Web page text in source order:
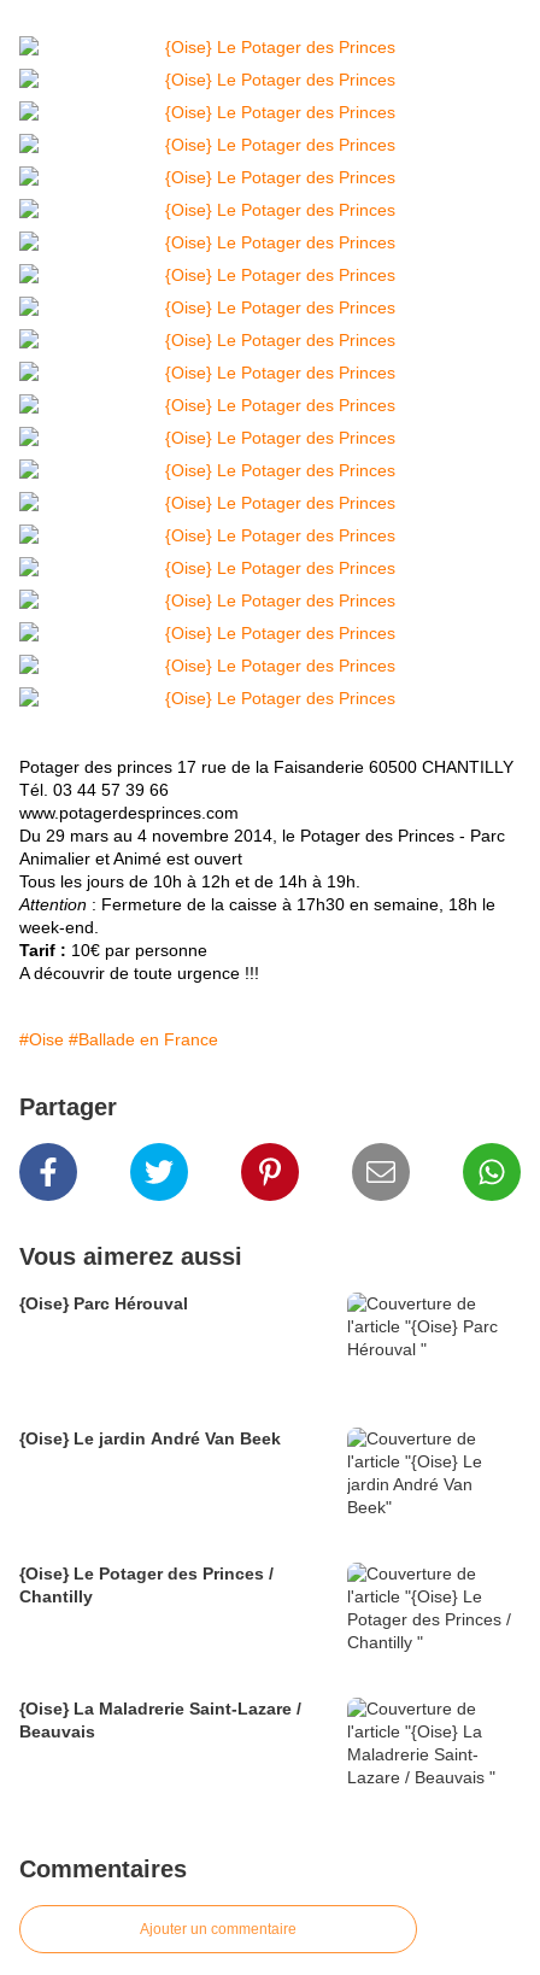
Potager des princes 17 rue de la Faisanderie 60500 CHANTILLY
Tél. 03 44 57 39 66
www.potagerdesprinces.com
Du 29 mars au 4 novembre 2014, le Potager des Princes - Parc
Animalier et Animé est ouvert
Tous les jours de 10h à 12h et de 14h à 19h.
Attention : Fermeture de la caisse à 17h30 en semaine, 18h le
week-end.
Tarif : 10€ par personne
A découvrir de toute urgence !!!
#Oise #Ballade en France
Partager
Vous aimerez aussi
{Oise} Parc Hérouval
{Oise} Le jardin André Van Beek
{Oise} Le Potager des Princes /
Chantilly
{Oise} La Maladrerie Saint-Lazare /
Beauvais
Commentaires
Ajouter un commentaire